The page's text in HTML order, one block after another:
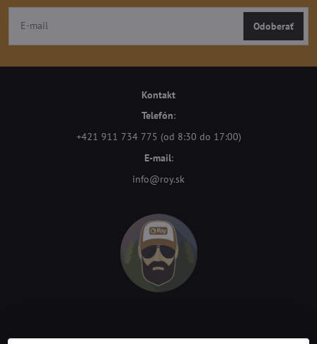
Odoberať
Kontakt
Telefón:
+421 911 734 775 (od 8:30 do 17:00)
E-mail:
info@roy.sk